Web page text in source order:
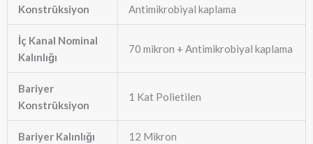
Konstrüksiyon
Antimikrobiyal kaplama
İç Kanal Nominal
Kalınlığı
70 mikron + Antimikrobiyal kaplama
Bariyer
Konstrüksiyon
1 Kat Polietilen
Bariyer Kalınlığı 12 Mikron